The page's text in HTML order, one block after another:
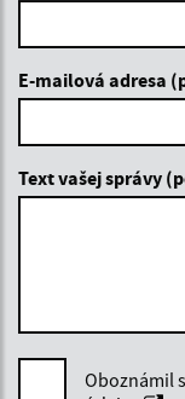
E-mailová adresa
Text vašej správy
Oboznámil